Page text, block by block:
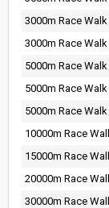
3000m Race Walk
3000m Race Walk
5000m Race Walk
5000m Race Walk
5000m Race Walk
10000m Race
15000m Race
20000m Race
30000m Race